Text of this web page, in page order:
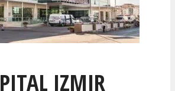
IZMIR